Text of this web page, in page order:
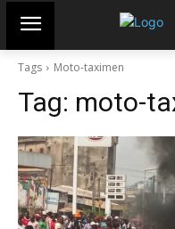
Tags Moto-taximen
Tag: moto-